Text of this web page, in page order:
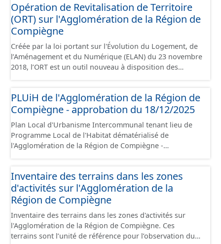
Opération de Revitalisation de Territoire
(ORT) sur l'Agglomération de la Région de
Compiègne
Créée par la loi portant sur l'Évolution du Logement, de
l’Aménagement et du Numérique (ELAN) du 23 novembre
2018, l’ORT est un outil nouveau à disposition des
économique et social, pour lutter prioritairement contre
la dévitalisation des centres-villes. L’ORT vise une
requalification d’ensemble d’un centre-ville dont elle
facilite la rénovation du parc de logements, de locaux
commerciaux et artisanaux, et plus globalement le tissu
urbain, pour créer un cadre de vie attractif propice au
données contient le périmètre sur l'Agglomération de la
Région de Compiègne, situé sur les communes de
Compiègne, de Margny-lès-Compiègne et de Venette.
PLUiH de l'Agglomération de la Région de
Compiègne - approbation du 18/12/2025
Plan Local d'Urbanisme Intercommunal tenant lieu de
Programme Local de l'Habitat dématérialisé de
l'Agglomération de la Région de Compiègne -
de Compiègne et de la Basse Automne. Ce PLUiH est
numérisé conformément aux prescriptions nationales
du CNIG et contient les pièces administratives, le rapport
de présentation, le PADD, les règlements écrits et
graphiques, les annexes, les OAP et les données
géographiques. Malgré l'attention portée à la création
de ces données, il est rappelé que seuls les documents
Inventaire des terrains dans les zones
d'activités sur l'Agglomération de la
Région de Compiègne
Inventaire des terrains dans les zones d'activités sur
l'Agglomération de la Région de Compiègne. Ces
terrains sont l’unité de référence pour l’observation du